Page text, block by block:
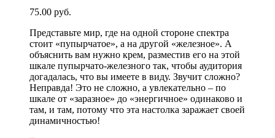
75.00 руб.
Представьте мир, где на одной стороне спектра
стоит «пупырчатое», а на другой «железное». А
объяснить вам нужно крем, разместив его на этой
шкале пупырчато-железного так, чтобы аудитория
догадалась, что вы имеете в виду. Звучит сложно?
Неправда! Это не сложно, а увлекательно – по
шкале от «заразное» до «энергичное» одинаково и
там, и там, потому что эта настолка заражает своей
динамичностью!